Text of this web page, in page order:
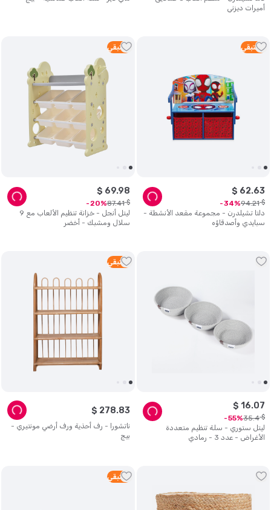
أميرات ديزني
2 متبقي
دلتا تشيلدرن - مجموعة مقعد الأنشطة -
سبايدي وأصدقاؤه
$ 62.63
$
94.21
34
1 متبقي
ليتل أنجل - خزانة تنظيم الألعاب مع 9
سلال ومشبك - أخضر
$ 69.98
$
87.41
20
ليتل ستوري - سلة تنظيم متعددة
الأغراض - عدد 3 - رمادي
$ 16.07
$
35.4
55
1 متبقي
ناتشورا - رف أحذية ورف أرضي مونتيري -
بيج
$ 278.83
1 متبقي